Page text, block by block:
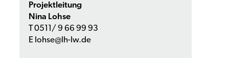
Projektleitung
Nina Lohse
T 0511/ 9 66 99 93
E lohse@lh-lw.de